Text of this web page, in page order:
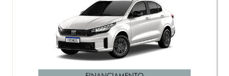
FASTBACK
FASTBACK IMPETUS TURBO 200 HYBRID FLEX AT 2026